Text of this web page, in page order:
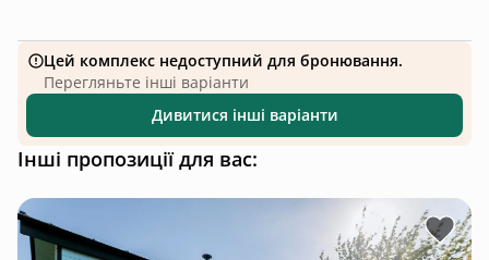
Цей комплекс недоступний для бронювання.
Перегляньте інші варіанти
Дивитися інші варіанти
Інші пропозиції для вас: